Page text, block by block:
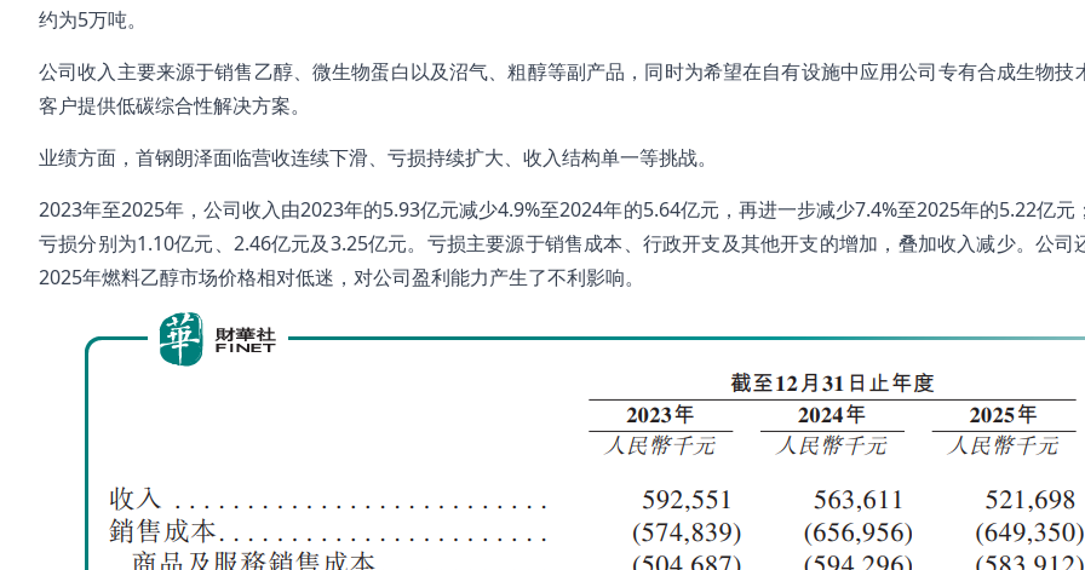
约为5万吨。
公司收入主要来源于销售乙醇、微生物蛋白以及沼气、粗醇等副产品，同时为希望在自有设施中应用公司专有合成生物技
客户提供低碳综合性解决方案。
业绩方面，首钢朗泽面临营收连续下滑、亏损持续扩大、收入结构单一等挑战。
2023年至2025年，公司收入由2023年的5.93亿元减少4.9%至2024年的5.64亿元，再进一步减少7.4%至2025年的5.22亿元
亏损分别为1.10亿元、2.46亿元及3.25亿元。亏损主要源于销售成本、行政开支及其他开支的增加，叠加收入减少。公司
2025年燃料乙醇市场价格相对低迷，对公司盈利能力产生了不利影响。